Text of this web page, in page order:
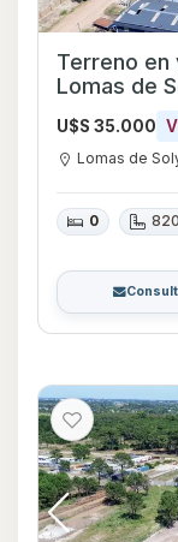
Terreno en
Lomas de
U$S 35.000
Lomas de
0